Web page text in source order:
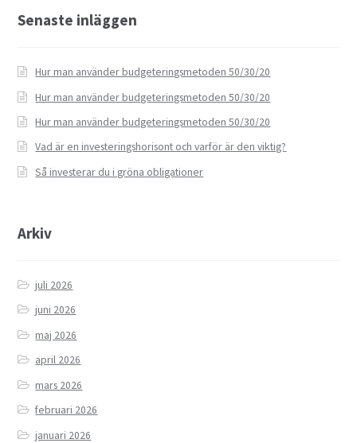
Senaste inläggen
Hur man använder budgeteringsmetoden 50/30/20
Hur man använder budgeteringsmetoden 50/30/20
Hur man använder budgeteringsmetoden 50/30/20
Vad är en investeringshorisont och varför är den viktig?
Så investerar du i gröna obligationer
Arkiv
juli 2026
juni 2026
maj 2026
april 2026
mars 2026
februari 2026
januari 2026